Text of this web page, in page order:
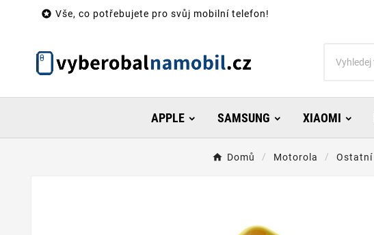
 Vše, co potřebujete pro svůj mobilní telefon!
APPLE SAMSUNG XIAOMI
Domů Motorola Ostatní